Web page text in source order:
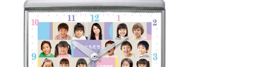
カード付フォトフレームクロック(集合)
目覚まし時計(集合＋個別)
メロディ時計(集合)